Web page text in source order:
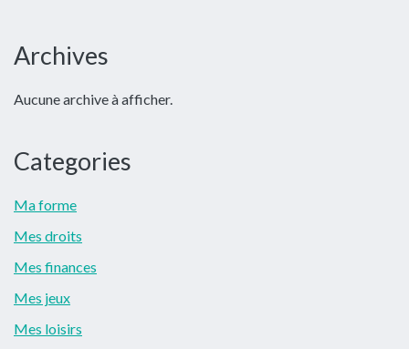
Barre
principale
Archives
Aucune archive à afficher.
Categories
Ma forme
Mes droits
Mes finances
Mes jeux
Mes loisirs